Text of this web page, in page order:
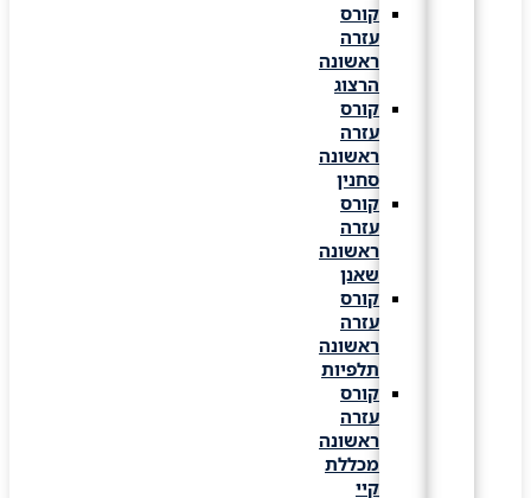
קורס
עזרה
ראשונה
הרצוג
קורס
עזרה
ראשונה
סחנין
קורס
עזרה
ראשונה
קורס
עזרה
ראשונה
תלפיות
קורס
עזרה
ראשונה
מכללת